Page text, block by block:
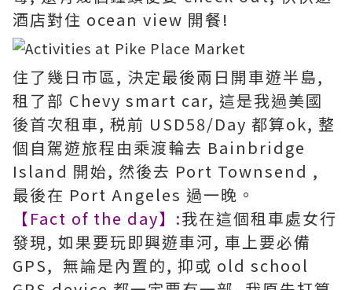
酒店對住 ocean view 開餐!
住了幾日市區, 決定最後兩日開車遊半島,
租了部 Chevy smart car, 這是我過美國
後首次租車, 税前 USD58/Day 都算ok, 整
個自駕遊旅程由乘渡輪去 Bainbridge
Island 開始, 然後去 Port Townsend ,
最後在 Port Angeles 過一晚。
【Fact of the day】:我在這個租車處女行
發現, 如果要玩即興遊車河, 車上要必備
GPS, 無論是內置的, 抑或 old school